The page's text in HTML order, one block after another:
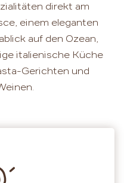
direkt am
einem eleganten
auf den Ozean,
italienische Küche
Gerichten und